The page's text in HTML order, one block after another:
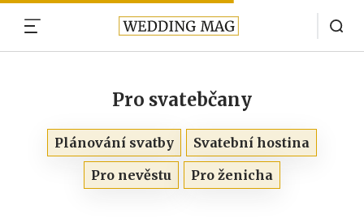
Pro svatebčany
Plánování svatby
Svatební hostina
Pro nevěstu
Pro ženicha